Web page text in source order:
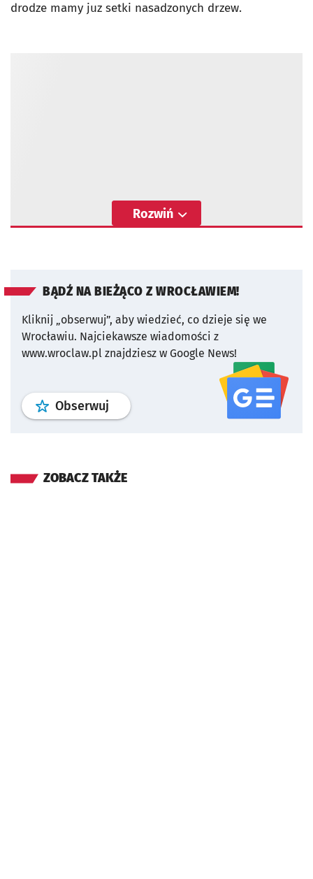
drodze mamy juz setki nasadzonych drzew.
Rozwiń
BĄDŹ NA BIEŻĄCO Z WROCŁAWIEM!
Kliknij „obserwuj”, aby wiedzieć, co dzieje się we
Wrocławiu. Najciekawsze wiadomości z
www.wroclaw.pl znajdziesz w Google News!
Obserwuj profil serwisu
ZOBACZ TAKŻE